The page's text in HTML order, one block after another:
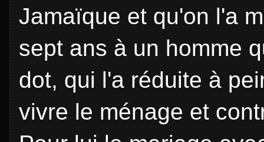
Jamaïque et qu'on l'a
sept ans à un homme
dot, qui l'a réduite à
vivre le ménage et